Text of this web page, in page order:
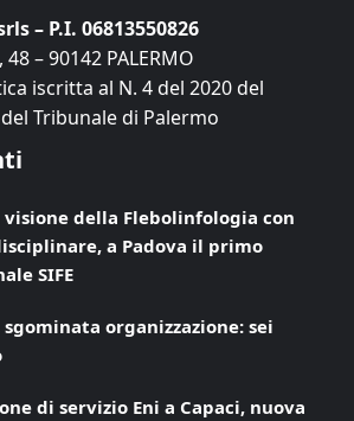
– P.I. 06813550826
– 90142 PALERMO
iscritta al N. 4 del 2020 del
Tribunale di Palermo
visione della Flebolinfologia con
a Padova il primo
SIFE
organizzazione: sei
di servizio Eni a Capaci, nuova